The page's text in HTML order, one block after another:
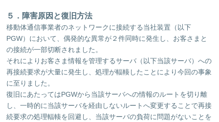
５．障害原因と復旧方法
移動体通信事業者のネットワークに接続する当社装置（以下
PGW）において、偶発的な異常が２件同時に発生し、お客さまと
の接続が一部切断されました。
それによりお客さま情報を管理するサーバ（以下当該サーバ）への
再接続要求が大量に発生し、処理が輻輳したことにより今回の事象
に至りました。
復旧にあたってはPGWから当該サーバへの情報のルートを切り離
し、一時的に当該サーバを経由しないルートへ変更することで再接
続要求の処理輻輳を回避し、当該サーバの負荷に問題がないことを